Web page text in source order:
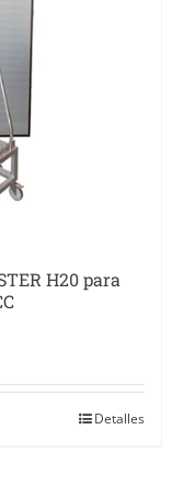
H20 para
Detalles